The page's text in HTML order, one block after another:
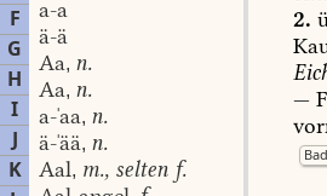
F
G
H
I
J
K
a-a
ä-ä
Aa, n.
Aa, n.
a-ˈaa, n.
ä-ˈää, n.
Aal, m., selten f.
2.
—